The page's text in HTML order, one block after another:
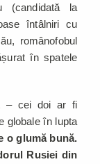
(candidată la
întâlniri cu
românofobul
în spatele
– cei doi ar fi
globale în lupta
o glumă bună.
Rusiei din